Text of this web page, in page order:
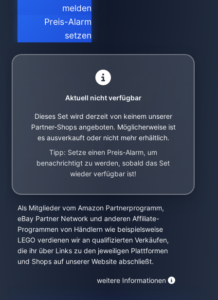
melden
Preis-Alarm
setzen
Aktuell nicht verfügbar
Dieses Set wird derzeit von keinem unserer
Partner-Shops angeboten. Möglicherweise ist
es ausverkauft oder nicht mehr erhältlich.
Tipp: Setze einen Preis-Alarm, um
benachrichtigt zu werden, sobald das Set
wieder verfügbar ist!
Als Mitglieder vom Amazon Partnerprogramm,
eBay Partner Network und anderen Affiliate-
Programmen von Händlern wie beispielsweise
LEGO verdienen wir an qualifizierten Verkäufen,
die ihr über Links zu den jeweiligen Plattformen
und Shops auf unserer Website abschließt.
weitere Informationen